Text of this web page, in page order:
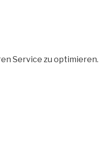
Service zu optimieren.